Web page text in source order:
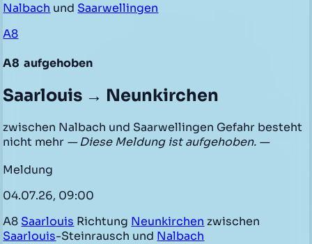
Nalbach und Saarwellingen
A8
A8 aufgehoben
Saarlouis → Neunkirchen
zwischen Nalbach und Saarwellingen Gefahr besteht
nicht mehr — Diese Meldung ist aufgehoben. —
Meldung
04.07.26, 09:00
A8 Saarlouis Richtung Neunkirchen zwischen
Saarlouis-Steinrausch und Nalbach